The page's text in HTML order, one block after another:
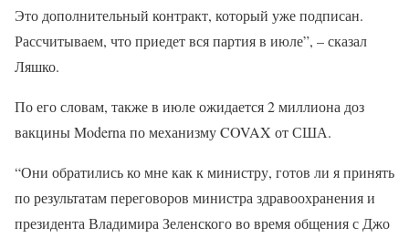
Это дополнительный контракт, который уже подписан.
Рассчитываем, что приедет вся партия в июле”, – сказал
Ляшко.
По его словам, также в июле ожидается 2 миллиона доз
вакцины Moderna по механизму COVAX от США.
“Они обратились ко мне как к министру, готов ли я принять
по результатам переговоров министра здравоохранения и
президента Владимира Зеленского во время общения с Джо